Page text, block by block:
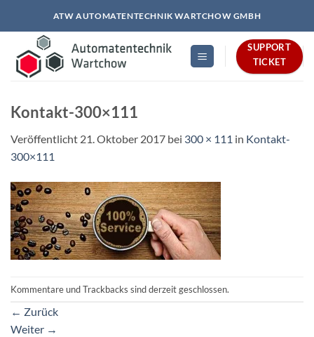
springen
ATW AUTOMATENTECHNIK WARTCHOW GMBH
SUPPORT
TICKET
Kontakt-300×111
Veröffentlicht 21. Oktober 2017 bei 300 × 111 in Kontakt-
300×111
Kommentare und Trackbacks sind derzeit geschlossen.
← Zurück
Weiter →